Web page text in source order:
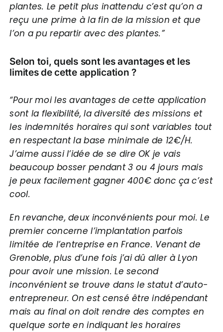
plantes. Le petit plus inattendu c’est qu’on a
reçu une prime à la fin de la mission et que
l’on a pu repartir avec des plantes.”
Selon toi, quels sont les avantages et les
limites de cette application ?
“Pour moi les avantages de cette application
sont la flexibilité, la diversité des missions et
les indemnités horaires qui sont variables tout
en respectant la base minimale de 12€/H.
J’aime aussi l’idée de se dire OK je vais
beaucoup bosser pendant 3 ou 4 jours mais
je peux facilement gagner 400€ donc ça c’est
cool.
En revanche, deux inconvénients pour moi. Le
premier concerne l’implantation parfois
limitée de l’entreprise en France. Venant de
Grenoble, plus d’une fois j’ai dû aller à Lyon
pour avoir une mission. Le second
inconvénient se trouve dans le statut d’auto-
entrepreneur. On est censé être indépendant
mais au final on doit rendre des comptes en
quelque sorte en indiquant les horaires